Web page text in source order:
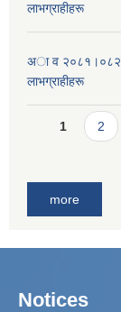
लाभग्राहीहरू
अा व २०८१।०८२ काे
लाभग्राहीहरू
Pages
1 2
more
Notices